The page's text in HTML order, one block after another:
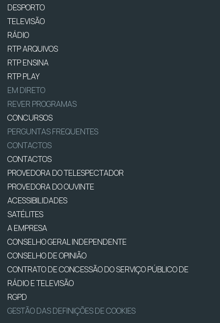
DESPORTO
TELEVISÃO
RÁDIO
RTP ARQUIVOS
RTP ENSINA
RTP PLAY
EM DIRETO
REVER PROGRAMAS
CONCURSOS
PERGUNTAS FREQUENTES
CONTACTOS
CONTACTOS
PROVEDORA DO TELESPECTADOR
PROVEDORA DO OUVINTE
ACESSIBILIDADES
SATÉLITES
A EMPRESA
CONSELHO GERAL INDEPENDENTE
CONSELHO DE OPINIÃO
CONTRATO DE CONCESSÃO DO SERVIÇO PÚBLICO DE
RÁDIO E TELEVISÃO
RGPD
GESTÃO DAS DEFINIÇÕES DE COOKIES